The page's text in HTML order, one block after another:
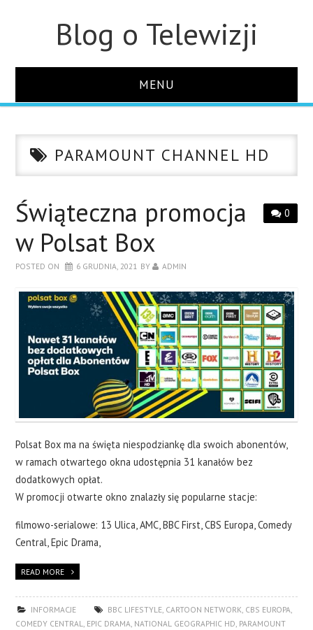
Blog o Telewizji
MENU
O STRONIEPARAMOUNT CHANNEL HD
0
Świąteczna promocja
w Polsat Box
POSTED ON 6 GRUDNIA, 2021 BY ADMIN
Polsat Box ma na święta niespodziankę dla swoich abonentów,
w ramach otwartego okna udostępnia 31 kanałów bez
dodatkowych opłat.
W promocji otwarte okno znalazły się popularne stacje:
filmowo-serialowe: 13 Ulica, AMC, BBC First, CBS Europa, Comedy
Central, Epic Drama,
READ MORE
INFORMACJE BBC LIFESTYLE, CARTOON NETWORK, CBS EUROPA,
COMEDY CENTRAL, EPIC DRAMA, NATIONAL GEOGRAPHIC HD, PARAMOUNT